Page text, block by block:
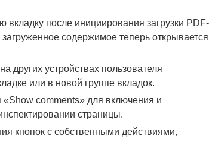
после инициирования загрузки PDF-
содержимое теперь открывается
других устройствах пользователя
или в новой группе вкладок.
comments» для включения и
страницы.
кнопок с собственными действиями,